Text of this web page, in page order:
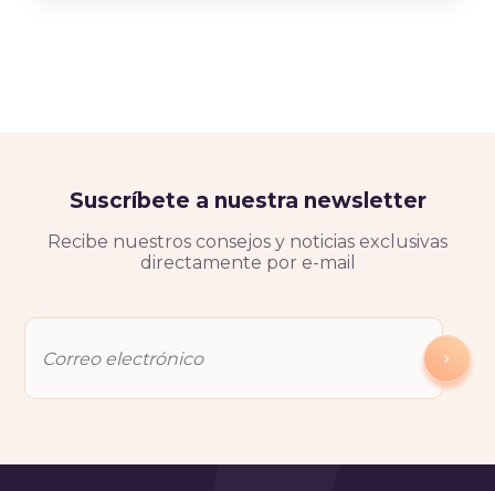
Suscríbete a nuestra newsletter
Recibe nuestros consejos y noticias exclusivas
directamente por e-mail